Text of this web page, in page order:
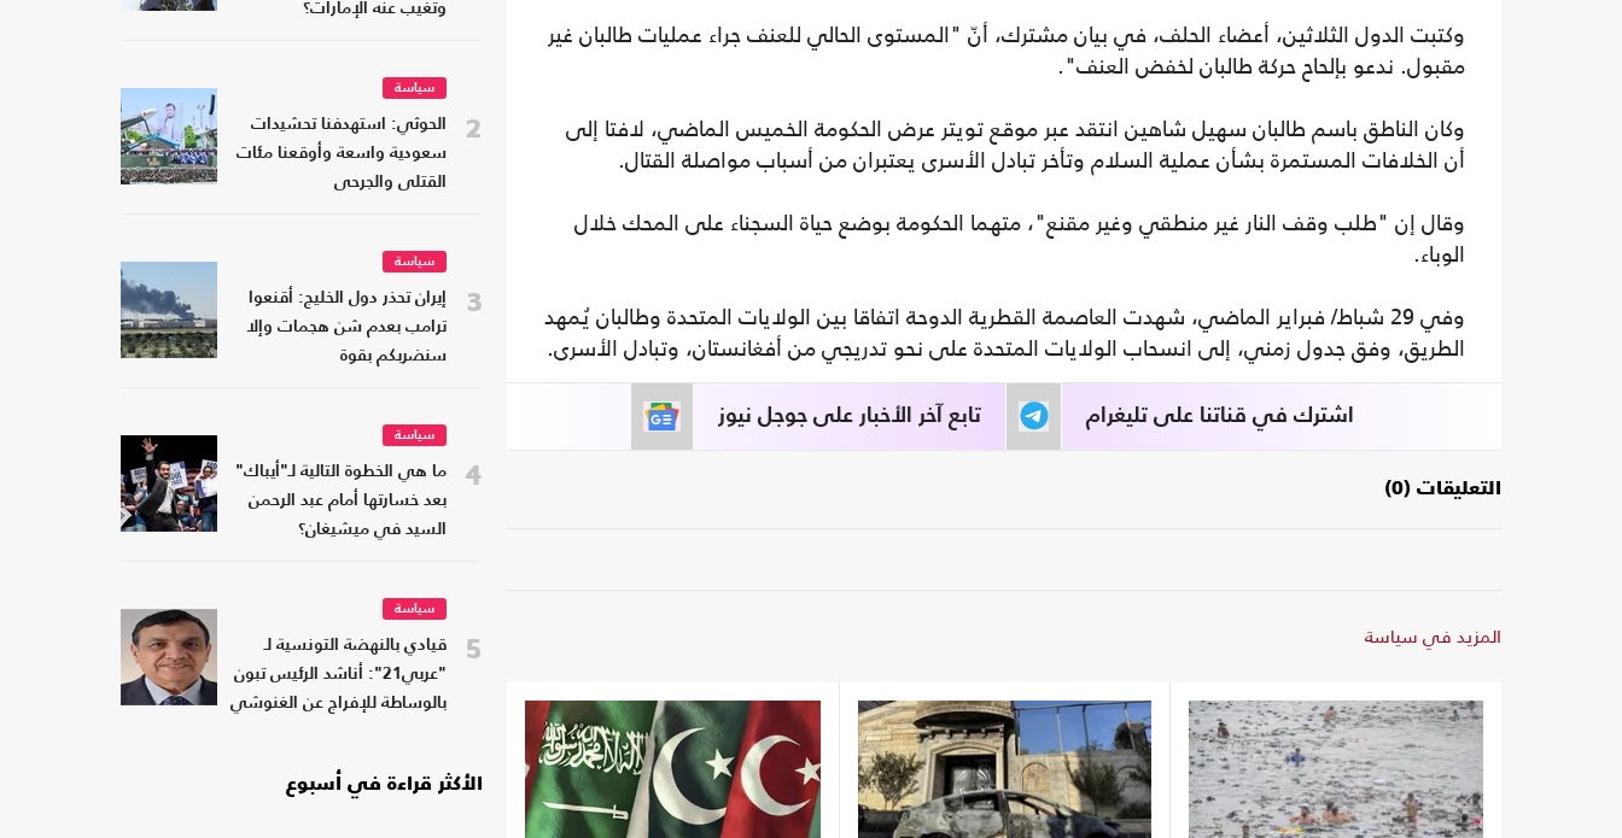
وكتبت الدول الثلاثين، أعضاء الحلف، في بيان مشترك، أنّ "المستوى الحالي للعنف جراء عمليات طالبان غير
مقبول. ندعو بإلحاح حركة طالبان لخفض العنف".
وكان الناطق باسم طالبان سهيل شاهين انتقد عبر موقع تويتر عرض الحكومة الخميس الماضي، لافتا إلى
أن الخلافات المستمرة بشأن عملية السلام وتأخر تبادل الأسرى يعتبران من أسباب مواصلة القتال.
وقال إن "طلب وقف النار غير منطقي وغير مقنع"، متهما الحكومة بوضع حياة السجناء على المحك خلال
الوباء.
وفي 29 شباط/ فبراير الماضي، شهدت العاصمة القطرية الدوحة اتفاقا بين الولايات المتحدة وطالبان يُمهد
الطريق، وفق جدول زمني، إلى انسحاب الولايات المتحدة على نحو تدريجي من أفغانستان، وتبادل الأسرى.
تابع آخر الأخبار على جوجل نيوز اشترك في قناتنا على تليغرام
التعليقات (0)
المزيد في سياسة
وتغيب عنه الإمارات؟
2
سياسة
الحوثي: استهدفنا تحشيدات
سعودية واسعة وأوقعنا مئات
القتلى والجرحى
3
سياسة
إيران تحذر دول الخليج: أقنعوا
ترامب بعدم شن هجمات وإلا
سنضربكم بقوة
4
سياسة
ما هي الخطوة التالية لـ"أيباك"
بعد خسارتها أمام عبد الرحمن
السيد في ميشيغان؟
5
سياسة
قيادي بالنهضة التونسية لـ
"عربي21": أناشد الرئيس تبون
بالوساطة للإفراج عن الغنوشي
الأكثر قراءة في أسبوع